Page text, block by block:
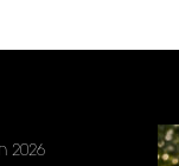
2026